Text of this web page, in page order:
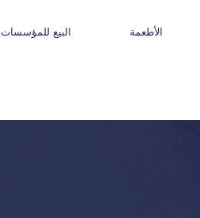
الأطعمة البيع للمؤسسات